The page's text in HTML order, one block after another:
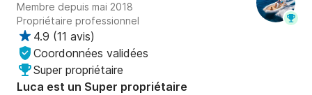
Membre depuis mai 2018
Propriétaire professionnel
4.9 (11 avis)
Coordonnées validées
Super propriétaire
Luca est un Super propriétaire